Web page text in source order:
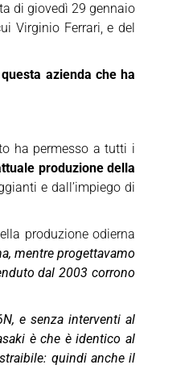
di giovedì 29 gennaio
Virginio Ferrari, e del
questa azienda che ha
ha permesso a tutti i
produzione della
e dall’impiego di
produzione odierna
mentre progettavamo
dal 2003 corrono
e senza interventi al
è che è identico al
quindi anche il